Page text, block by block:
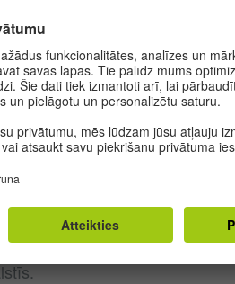
VEIDOTA
palīdzēt sagatavot vairākas
un patērētājiem,
pašvaldībās vaividusskolu
Nē, saka Londonas
Polis nesen